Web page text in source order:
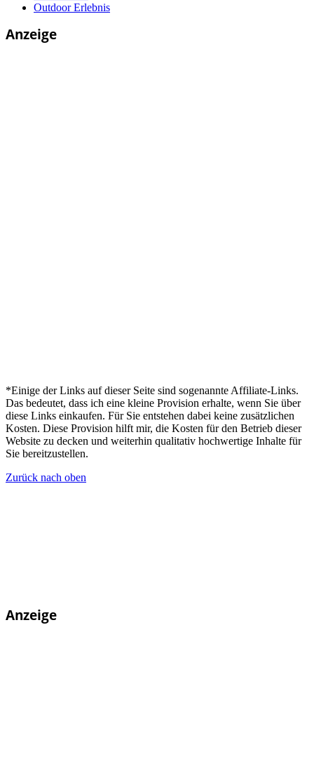
Outdoor Erlebnis
Anzeige
*Einige der Links auf dieser Seite sind sogenannte Affiliate-Links.
Das bedeutet, dass ich eine kleine Provision erhalte, wenn Sie über
diese Links einkaufen. Für Sie entstehen dabei keine zusätzlichen
Kosten. Diese Provision hilft mir, die Kosten für den Betrieb dieser
Website zu decken und weiterhin qualitativ hochwertige Inhalte für
Sie bereitzustellen.
Zurück nach oben
Anzeige